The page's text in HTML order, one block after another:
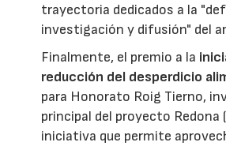
trayectoria dedicados a la
investigación y difusión" del
Finalmente, el premio a la
reducción del desperdicio
para Honorato Roig Tierno,
principal del proyecto Redona
iniciativa que permite